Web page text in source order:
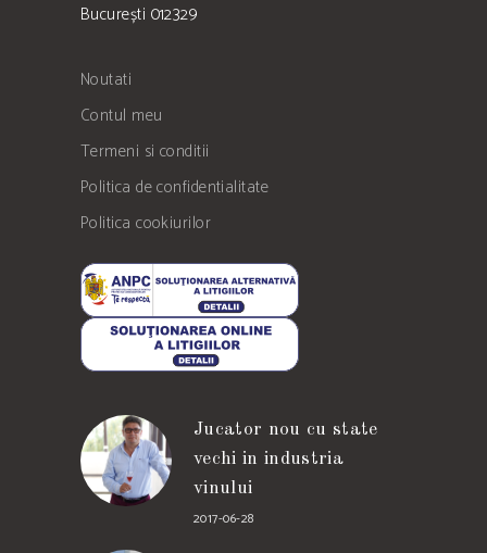
București 012329
Noutati
Contul meu
Termeni si conditii
Politica de confidentialitate
Politica cookiurilor
Jucator nou cu state
vechi in industria
vinului
2017-06-28